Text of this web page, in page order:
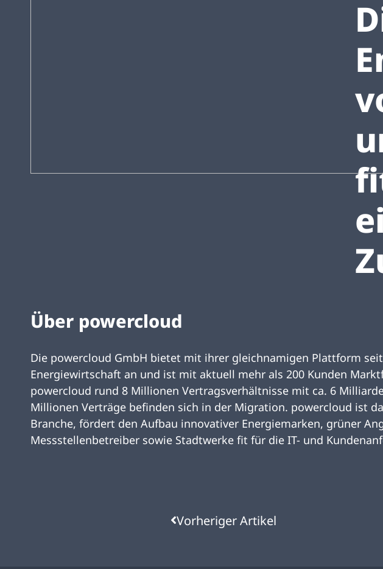
Über powercloud
Die powercloud GmbH bietet mit ihrer gleichnamigen Plattform
Energiewirtschaft an und ist mit aktuell mehr als 200 Kunden
powercloud rund 8 Millionen Vertragsverhältnisse mit ca. 6
Millionen Verträge befinden sich in der Migration. powercloud ist
Branche, fördert den Aufbau innovativer Energiemarken, grüner
Messstellenbetreiber sowie Stadtwerke fit für die IT- und
Vorheriger Artikel